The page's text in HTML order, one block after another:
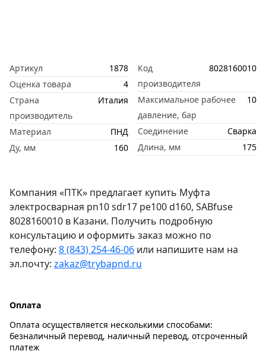
Артикул
1878
Оценка товара
4
Страна
производитель
Италия
Материал
ПНД
Ду, мм
160
Код
производителя
8028160010
Максимальное рабочее
давление, бар
10
Соединение
Сварка
Длина, мм
175
Компания «ПТК» предлагает купить Муфта
электросварная pn10 sdr17 pe100 d160, SABfuse
8028160010 в Казани. Получить подробную
консультацию и оформить заказ можно по
телефону: 8 (843) 254-46-06 или напишите нам на
эл.почту: zakaz@trybapnd.ru
Оплата
Оплата осуществляется несколькими способами:
безналичный перевод, наличный перевод, отсроченный
платеж